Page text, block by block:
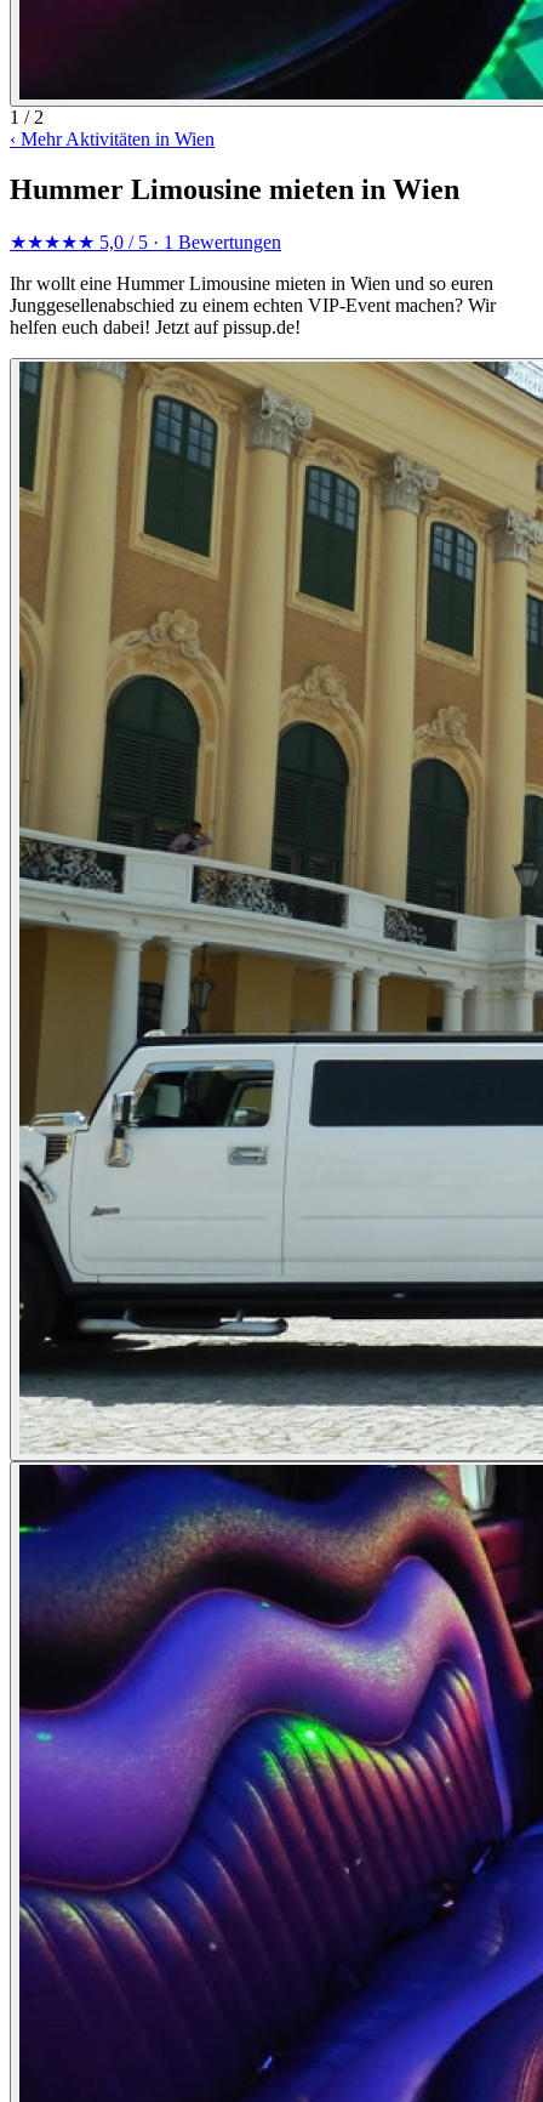
1 / 2
‹ Mehr Aktivitäten in Wien
Hummer Limousine mieten in Wien
★★★★★ 5,0 / 5 · 1 Bewertungen
Ihr wollt eine Hummer Limousine mieten in Wien und so euren
Junggesellenabschied zu einem echten VIP-Event machen? Wir
helfen euch dabei! Jetzt auf pissup.de!